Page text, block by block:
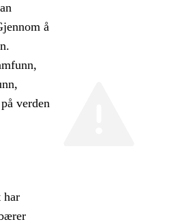
å
verden
har